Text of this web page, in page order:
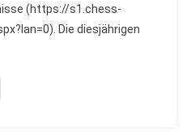
(https://s1.chess-
Die diesjährigen